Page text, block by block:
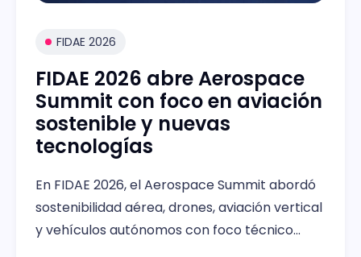
FIDAE 2026
FIDAE 2026 abre Aerospace
Summit con foco en aviación
sostenible y nuevas
tecnologías
En FIDAE 2026, el Aerospace Summit abordó
sostenibilidad aérea, drones, aviación vertical
y vehículos autónomos con foco técnico